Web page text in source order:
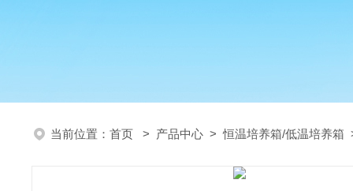
当前位置： 首页 > 产品中心 >恒温培养箱/低温培养箱